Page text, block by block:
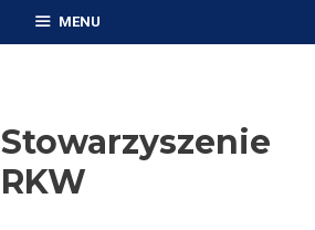
MENU
Stowarzyszenie
RKW